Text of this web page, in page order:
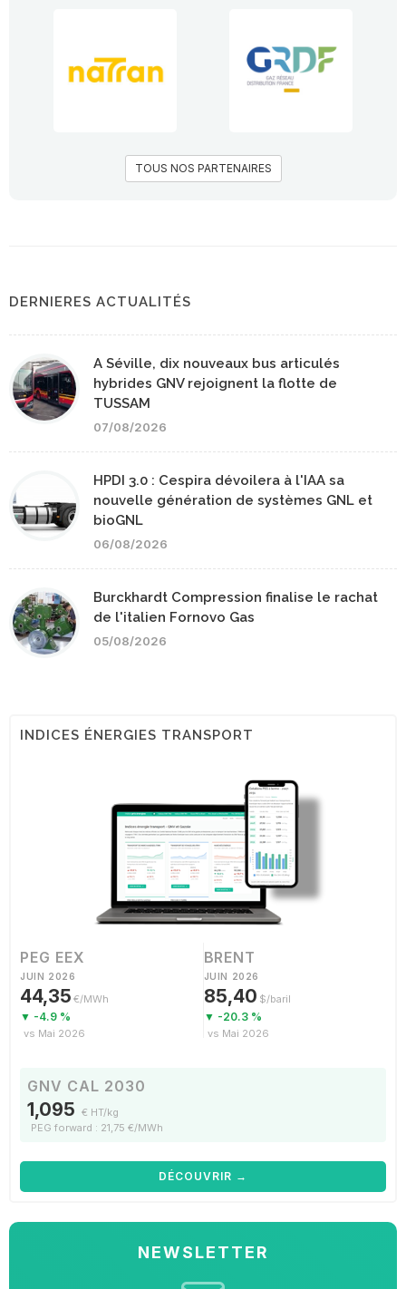
TOUS NOS PARTENAIRES
DERNIERES ACTUALITÉS
A Séville, dix nouveaux bus articulés
hybrides GNV rejoignent la flotte de
TUSSAM
07/08/2026
HPDI 3.0 : Cespira dévoilera à l'IAA sa
nouvelle génération de systèmes GNL et
bioGNL
06/08/2026
Burckhardt Compression finalise le rachat
de l'italien Fornovo Gas
05/08/2026
INDICES ÉNERGIES TRANSPORT
PEG EEX
JUIN 2026
44,35 €/MWh
▼ -4.9 %
vs Mai 2026
BRENT
JUIN 2026
85,40 $/baril
▼ -20.3 %
vs Mai 2026
GNV CAL 2030
1,095 € HT/kg
PEG forward : 21,75 €/MWh
DÉCOUVRIR →
NEWSLETTER